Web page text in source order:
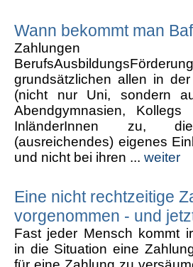
Wann bekommt man
grundsätzlichen allen in
(nicht nur Uni, sondern
Abendgymnasien, Kollegs
InländerInnen zu,
(ausreichendes) eigenes
und nicht bei ihren ... weiter
Eine nicht rechtzeitige
vorgenommen - und
Fast jeder Mensch kommt
in die Situation eine